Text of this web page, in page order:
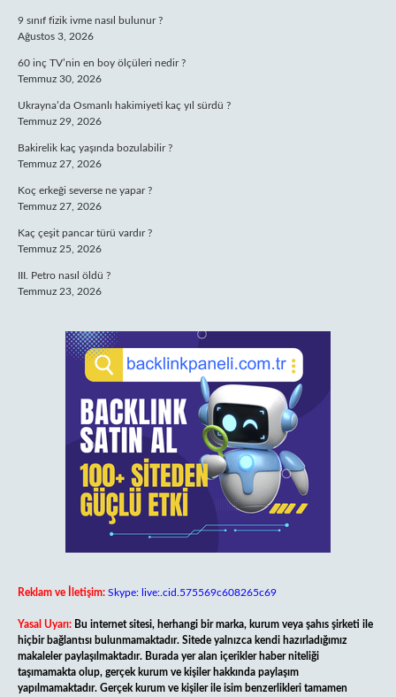
9 sınıf fizik ivme nasıl bulunur ?
Ağustos 3, 2026
60 inç TV’nin en boy ölçüleri nedir ?
Temmuz 30, 2026
Ukrayna’da Osmanlı hakimiyeti kaç yıl sürdü ?
Temmuz 29, 2026
Bakirelik kaç yaşında bozulabilir ?
Temmuz 27, 2026
Koç erkeği severse ne yapar ?
Temmuz 27, 2026
Kaç çeşit pancar türü vardır ?
Temmuz 25, 2026
III. Petro nasıl öldü ?
Temmuz 23, 2026
Reklam ve İletişim: Skype: live:.cid.575569c608265c69
Yasal Uyarı: Bu internet sitesi, herhangi bir marka, kurum veya şahıs şirketi ile
hiçbir bağlantısı bulunmamaktadır. Sitede yalnızca kendi hazırladığımız
makaleler paylaşılmaktadır. Burada yer alan içerikler haber niteliği
taşımamakta olup, gerçek kurum ve kişiler hakkında paylaşım
yapılmamaktadır. Gerçek kurum ve kişiler ile isim benzerlikleri tamamen